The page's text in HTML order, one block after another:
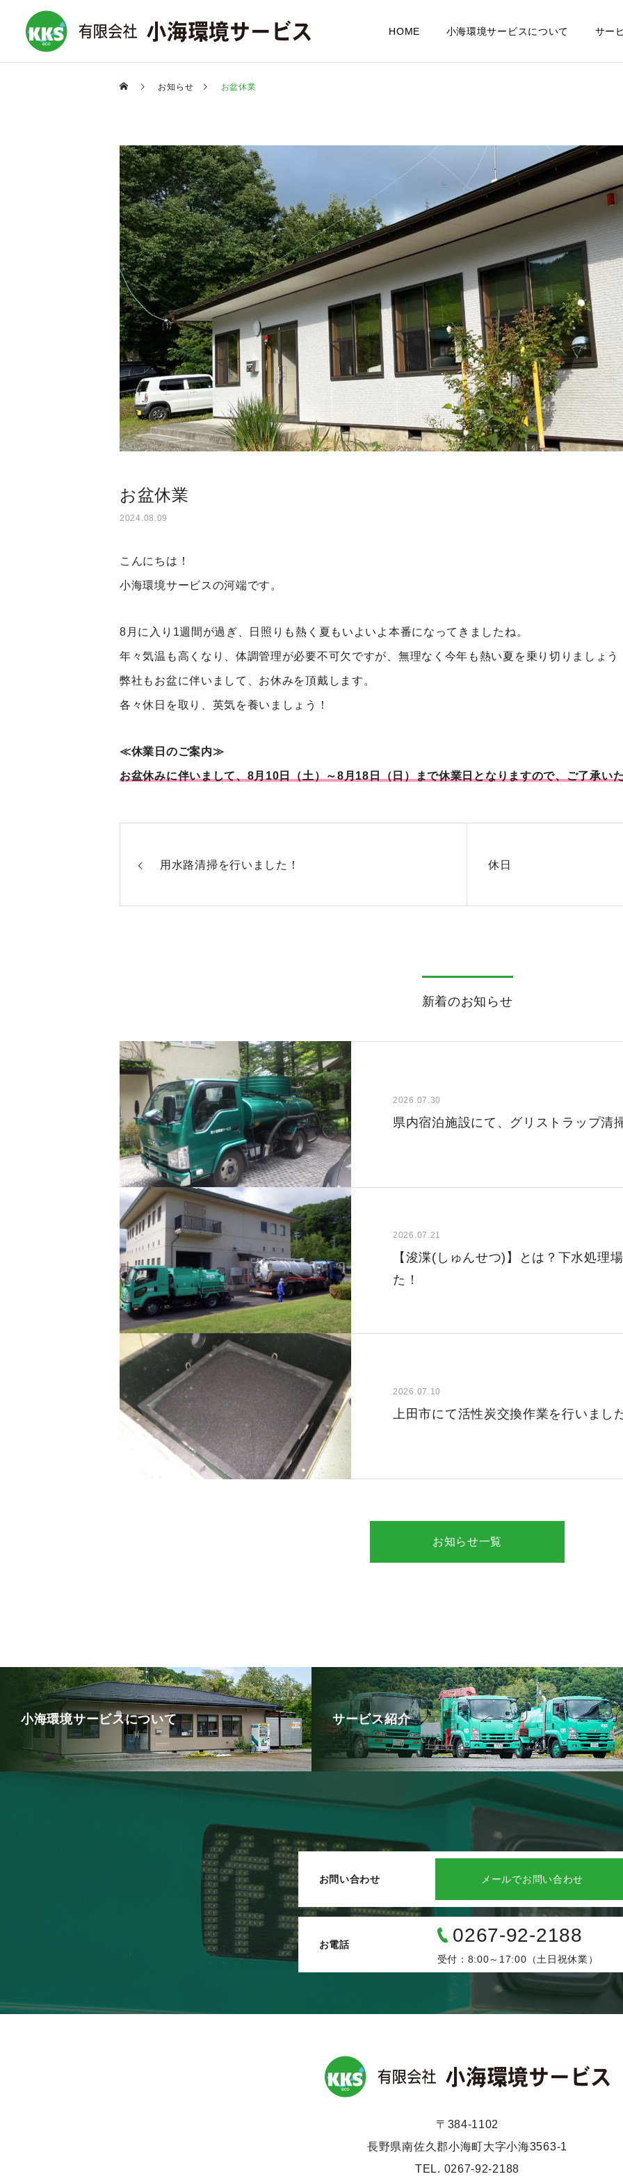
HOME 小海環境サービスについて サー
収集運搬サービス 排水関連サービス
施設清掃サービス 個人様向けサービス
ご依頼の流れ 作業事例 よくあるご
お知らせ お盆休業
お盆休業
2024.08.09
こんにちは！
小海環境サービスの河端です。
8月に入り1週間が過ぎ、日照りも熱く夏もいよいよ本番になってきましたね。
年々気温も高くなり、体調管理が必要不可欠ですが、無理なく今年も熱い夏を乗り切りましょう
弊社もお盆に伴いまして、お休みを頂戴します。
各々休日を取り、英気を養いましょう！
≪休業日のご案内≫
お盆休みに伴いまして、8月10日（土）～8月18日（日）まで休業日となりますので、ご了承い
用水路清掃を行いました！ 休日
新着のお知らせ
2026.07.30
県内宿泊施設にて、グリストラップ清
2026.07.21
【浚渫(しゅんせつ)】とは？下水処理
た！
2026.07.10
上田市にて活性炭交換作業を行いまし
お知らせ一覧
小海環境サービスについて サービス紹介
お問い合わせ メールでお問い合わせ
お電話 0267-92-2188
受付：8:00～17:00（土日祝休業）
〒384-1102
長野県南佐久郡小海町大字小海3563-1
TEL. 0267-92-2188